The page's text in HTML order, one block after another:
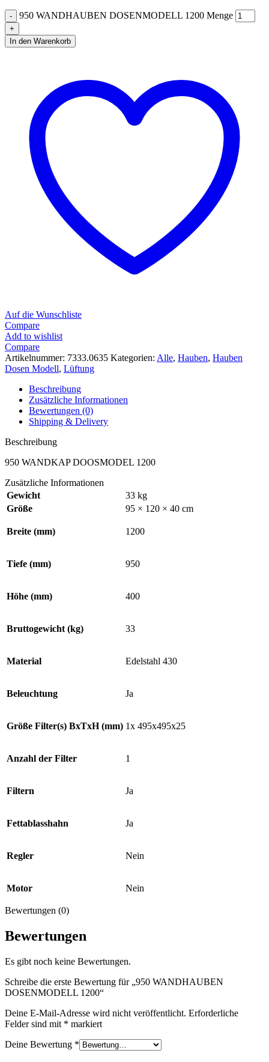
950 WANDHAUBEN DOSENMODELL 1200 Menge
In den Warenkorb
Auf die Wunschliste
Compare
Add to wishlist
Compare
Artikelnummer: 7333.0635 Kategorien: Alle, Hauben, Hauben
Dosen Modell, Lüftung
Beschreibung
Zusätzliche Informationen
Bewertungen (0)
Shipping & Delivery
Beschreibung
950 WANDKAP DOOSMODEL 1200
Zusätzliche Informationen
Gewicht
33 kg
Größe
95 × 120 × 40 cm
Breite (mm) 1200
Tiefe (mm) 950
Höhe (mm) 400
Bruttogewicht (kg) 33
Material Edelstahl 430
Beleuchtung Ja
Größe Filter(s) BxTxH (mm) 1x 495x495x25
Anzahl der Filter 1
Filtern Ja
Fettablasshahn Ja
Regler Nein
Motor Nein
Bewertungen (0)
Bewertungen
Es gibt noch keine Bewertungen.
Schreibe die erste Bewertung für „950 WANDHAUBEN
DOSENMODELL 1200“
Deine E-Mail-Adresse wird nicht veröffentlicht. Erforderliche
Felder sind mit * markiert
Deine Bewertung *